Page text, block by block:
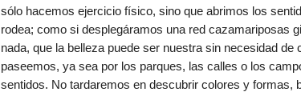
sólo hacemos ejercicio físico, sino que abrimos los
rodea; como si desplegáramos una red cazamariposas
nada, que la belleza puede ser nuestra sin necesidad
paseemos, ya sea por los parques, las calles o los
sentidos. No tardaremos en descubrir colores y formas,